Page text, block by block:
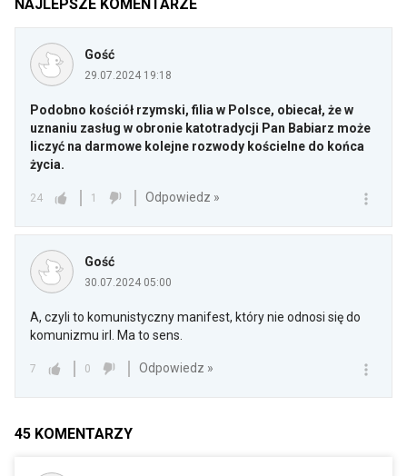
NAJLEPSZE KOMENTARZE
Gość
29.07.2024 19:18
Podobno kościół rzymski, filia w Polsce, obiecał, że w
uznaniu zasług w obronie katotradycji Pan Babiarz może
liczyć na darmowe kolejne rozwody kościelne do końca
życia.
24 1 Odpowiedz »
Gość
30.07.2024 05:00
A, czyli to komunistyczny manifest, który nie odnosi się do
komunizmu irl. Ma to sens.
7 0 Odpowiedz »
45 KOMENTARZY